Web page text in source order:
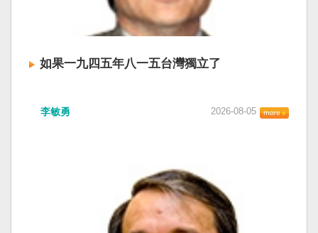
如果一九四五年八一五台灣獨立了
李敏勇 2026-08-05